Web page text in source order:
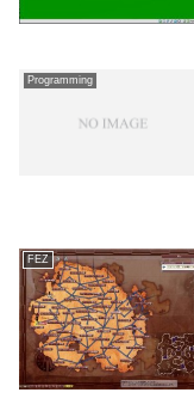
Programming
FEZ